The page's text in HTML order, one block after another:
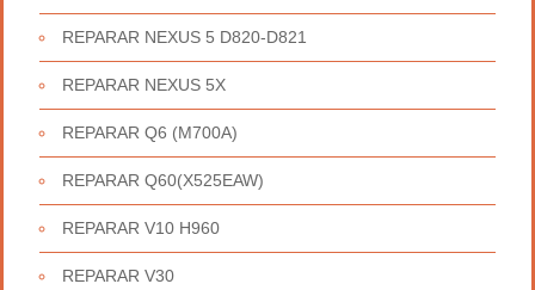
REPARAR NEXUS 5 D820-D821
REPARAR NEXUS 5X
REPARAR Q6 (M700A)
REPARAR Q60(X525EAW)
REPARAR V10 H960
REPARAR V30